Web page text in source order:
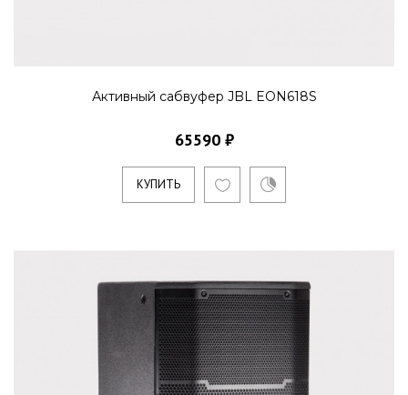
Активный сабвуфер JBL EON618S
65590 ₽
КУПИТЬ